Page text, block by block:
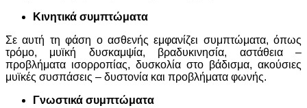
Κινητικά συμπτώματα
Σε αυτή τη φάση ο ασθενής εμφανίζει συμπτώματα, όπως
τρόμο, μυϊκή δυσκαμψία, βραδυκινησία, αστάθεια –
προβλήματα ισορροπίας, δυσκολία στο βάδισμα, ακούσιες
μυϊκές συσπάσεις – δυστονία και προβλήματα φωνής.
Γνωστικά συμπτώματα